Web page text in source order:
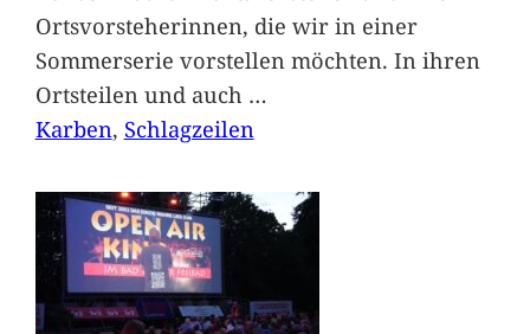
Ortsvorsteherinnen, die wir in einer
Sommerserie vorstellen möchten. In ihren
Ortsteilen und auch …
Karben, Schlagzeilen